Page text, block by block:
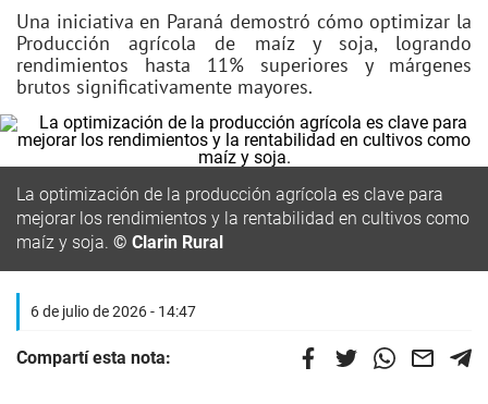
Una iniciativa en Paraná demostró cómo optimizar la
Producción agrícola de maíz y soja, logrando
rendimientos hasta 11% superiores y márgenes
brutos significativamente mayores.
La optimización de la producción agrícola es clave para
mejorar los rendimientos y la rentabilidad en cultivos como
maíz y soja. © Clarin Rural
6 de julio de 2026 - 14:47
Compartí esta nota: